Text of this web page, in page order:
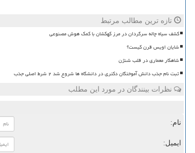
تازه ترین مطالب مرتبط
کشف سیاه چاله سرگردان در مرز کهکشان با کمک هوش مصنوعی
شایان اویس قرن کیست؟
شاهکار معماری در قلب شنژن
ثبت نام جذب دانش آموختگان دکتری در دانشگاه ها شروع شد ۲ شرط اصلی جذب
نظرات بینندگان در مورد این مطلب
نام:
ایمیل: